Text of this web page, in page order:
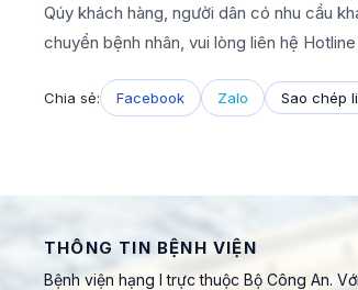
Qúy khách hàng, người dân có nhu cầu
chuyển bệnh nhân, vui lòng liên hệ
Chia sẻ: Facebook Zalo Sao chép
THÔNG TIN BỆNH VIỆN
Bệnh viện hạng I trực thuộc Bộ Công An.